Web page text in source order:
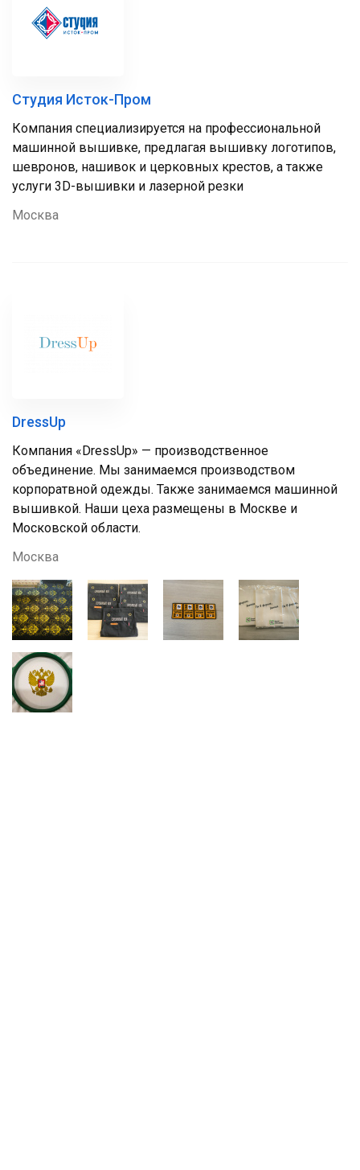
Студия Исток-Пром
Компания специализируется на профессиональной
машинной вышивке, предлагая вышивку логотипов,
шевронов, нашивок и церковных крестов, а также
услуги 3D-вышивки и лазерной резки
Москва
DressUp
Компания «DressUp» — производственное
объединение. Мы занимаемся производством
корпоратвной одежды. Также занимаемся машинной
вышивкой. Наши цеха размещены в Москве и
Московской области.
Москва